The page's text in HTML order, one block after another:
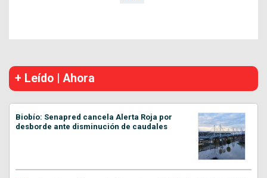
+ Leído | Ahora
Biobío: Senapred cancela Alerta Roja por
desborde ante disminución de caudales